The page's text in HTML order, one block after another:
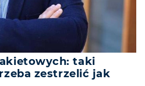
taki
zestrzelić jak